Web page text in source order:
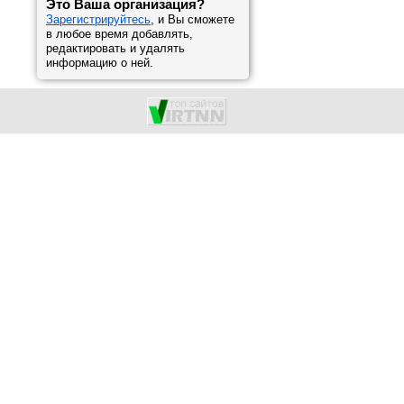
Это Ваша организация?
Зарегистрируйтесь, и Вы сможете
в любое время добавлять,
редактировать и удалять
информацию о ней.